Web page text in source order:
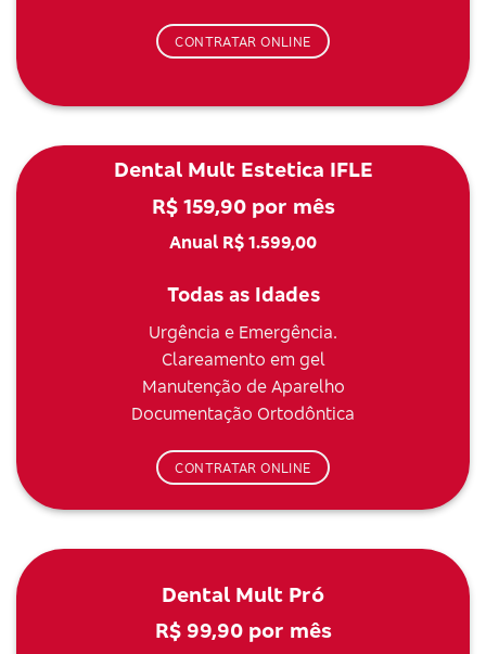
CONTRATAR ONLINE
Dental Mult Estetica IFLE
R$ 159,90 por mês
Anual R$ 1.599,00
Todas as Idades
Urgência e Emergência.
Clareamento em gel
Manutenção de Aparelho
Documentação Ortodôntica
CONTRATAR ONLINE
Dental Mult Pró
R$ 99,90 por mês